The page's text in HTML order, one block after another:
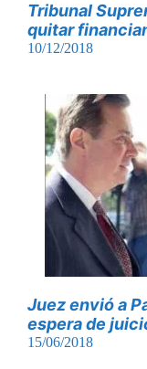
Tribunal
quitar
10/12/2018
Juez envió a
espera de
15/06/2018